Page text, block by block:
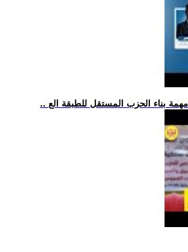
بناء الحزب المستقل للطبقة الع